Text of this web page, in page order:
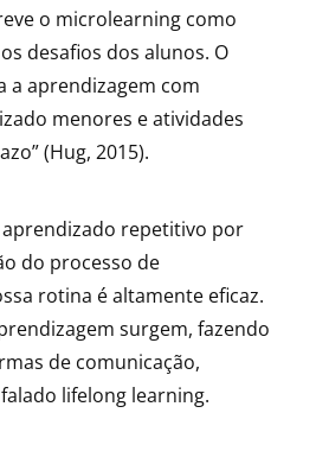
o microlearning como
desafios dos alunos. O
a aprendizagem com
menores e atividades
(Hug, 2015).
repetitivo por
do processo de
rotina é altamente eficaz.
surgem, fazendo
de comunicação,
lifelong learning.